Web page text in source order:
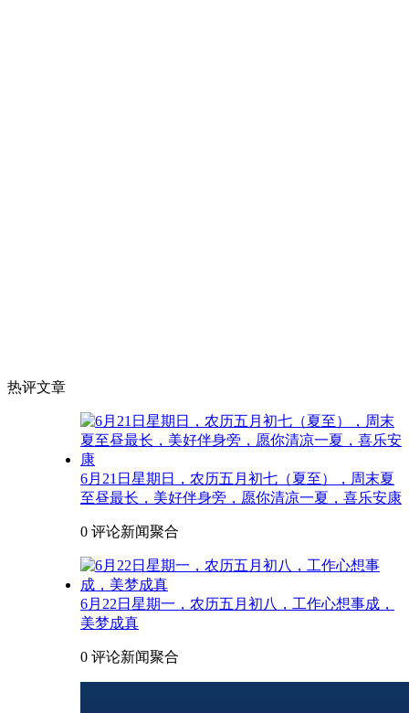
热评文章
6月21日星期日，农历五月初七（夏至），周末夏
至昼最长，美好伴身旁，愿你清凉一夏，喜乐安康
0 评论新闻聚合
6月22日星期一，农历五月初八，工作心想事成，
美梦成真
0 评论新闻聚合